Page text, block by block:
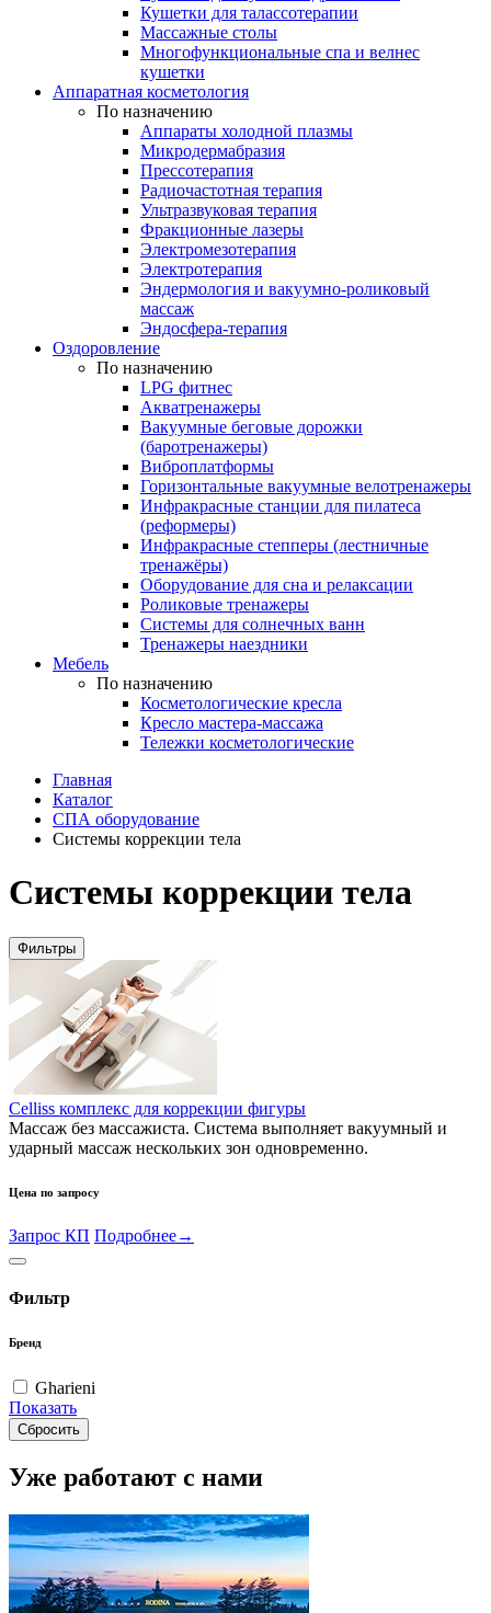
Кушетки для талассотерапии
Массажные столы
Многофункциональные спа и велнес
кушетки
Аппаратная косметология
По назначению
Аппараты холодной плазмы
Микродермабразия
Прессотерапия
Радиочастотная терапия
Ультразвуковая терапия
Фракционные лазеры
Электромезотерапия
Электротерапия
Эндермология и вакуумно-роликовый
массаж
Эндосфера-терапия
Оздоровление
По назначению
LPG фитнес
Акватренажеры
Вакуумные беговые дорожки
(баротренажеры)
Виброплатформы
Горизонтальные вакуумные велотренажеры
Инфракрасные станции для пилатеса
(реформеры)
Инфракрасные степперы (лестничные
тренажёры)
Оборудование для сна и релаксации
Роликовые тренажеры
Системы для солнечных ванн
Тренажеры наездники
Мебель
По назначению
Косметологические кресла
Кресло мастера-массажа
Тележки косметологические
Главная
Каталог
СПА оборудование
Системы коррекции тела
Системы коррекции тела
Фильтры
Celliss комплекс для коррекции фигуры
Массаж без массажиста. Система выполняет вакуумный и
ударный массаж нескольких зон одновременно.
Цена по запросу
Запрос КП Подробнее→
Фильтр
Бренд
Gharieni
Показать
Сбросить
Уже работают с нами